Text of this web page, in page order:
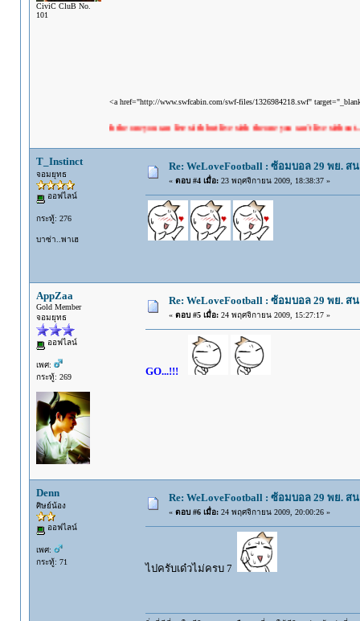
CiviC CluB No.
101
<a href="http://www.swfcabin.com/swf-files/1326984218.swf"
"Don't live with the one you can live with but live with the one you can't live without...."
T_Instinct
จอมยุทธ
ออฟไลน์
กระทู้: 276
บาซ่า..พาเฮ
Re: WeLoveFootball : ซ้อมบอล 29 พย. ส
« ตอบ #4 เมื่อ:23 พฤศจิกายน 2009, 18:38:37 »
AppZaa
Gold Member
จอมยุทธ
ออฟไลน์
เพศ:
กระทู้: 269
Re: WeLoveFootball : ซ้อมบอล 29 พย. ส
« ตอบ #5 เมื่อ:24 พฤศจิกายน 2009, 15:27:17 »
GO...!!!
Denn
ศิษย์น้อง
ออฟไลน์
เพศ:
กระทู้: 71
Re: WeLoveFootball : ซ้อมบอล 29 พย. ส
« ตอบ #6 เมื่อ:24 พฤศจิกายน 2009, 20:00:26 »
ไปครับเด๋วไม่ครบ 7